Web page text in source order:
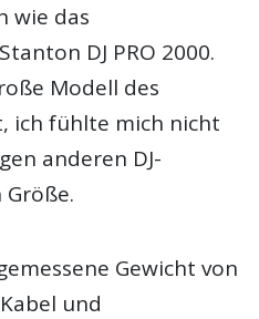
wie das
DJ PRO 2000.
Modell des
ich fühlte mich nicht
anderen DJ-
Gewicht von
und